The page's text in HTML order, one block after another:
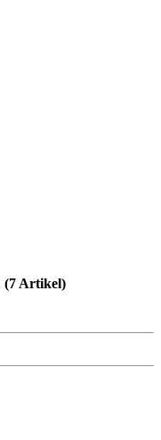
(7 Artikel)